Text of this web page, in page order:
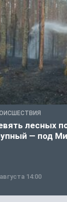
лесных
— под
14:00